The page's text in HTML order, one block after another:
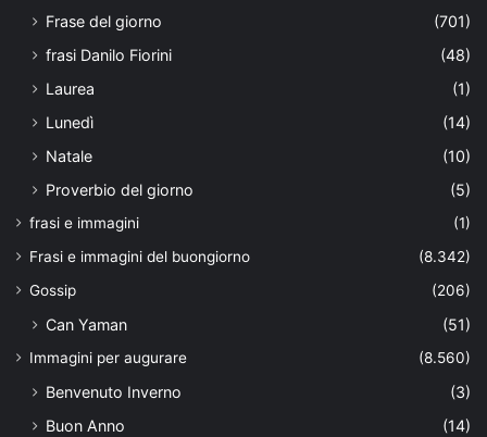
Frase del giorno
(701)
frasi Danilo Fiorini
(48)
Laurea
(1)
Lunedì
(14)
Natale
(10)
Proverbio del giorno
(5)
frasi e immagini
(1)
Frasi e immagini del buongiorno
(8.342)
Gossip
(206)
Can Yaman (51)
Immagini per augurare (8.560)
Benvenuto Inverno
(3)
Buon Anno
(14)